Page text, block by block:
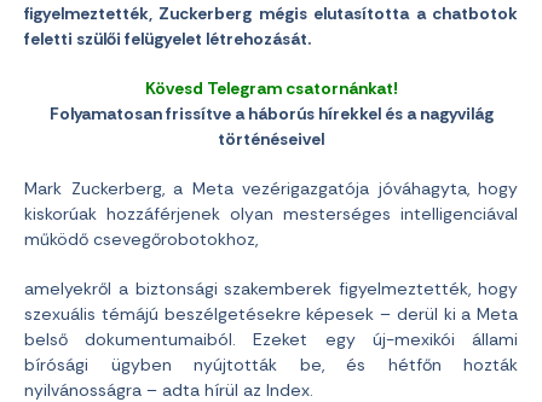
figyelmeztették, Zuckerberg mégis elutasította a chatbotok
feletti szülői felügyelet létrehozását.
Kövesd Telegram csatornánkat!
Folyamatosan frissítve a háborús hírekkel és a nagyvilág
történéseivel
Mark Zuckerberg, a Meta vezérigazgatója jóváhagyta, hogy
kiskorúak hozzáférjenek olyan mesterséges intelligenciával
működő csevegőrobotokhoz,
amelyekről a biztonsági szakemberek figyelmeztették, hogy
szexuális témájú beszélgetésekre képesek – derül ki a Meta
belső dokumentumaiból. Ezeket egy új-mexikói állami
bírósági ügyben nyújtották be, és hétfőn hozták
nyilvánosságra – adta hírül az Index.